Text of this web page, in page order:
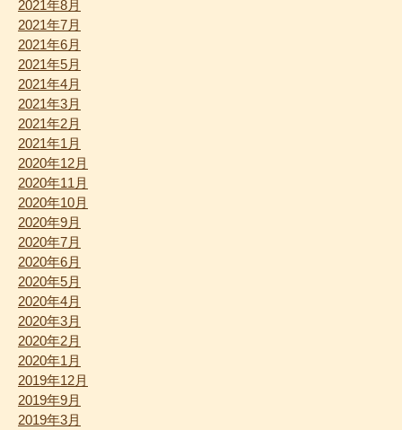
2021年8月
2021年7月
2021年6月
2021年5月
2021年4月
2021年3月
2021年2月
2021年1月
2020年12月
2020年11月
2020年10月
2020年9月
2020年7月
2020年6月
2020年5月
2020年4月
2020年3月
2020年2月
2020年1月
2019年12月
2019年9月
2019年3月